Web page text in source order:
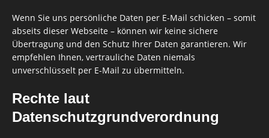
Wenn Sie uns persönliche Daten per E-Mail schicken – somit
abseits dieser Webseite – können wir keine sichere
Übertragung und den Schutz Ihrer Daten garantieren. Wir
empfehlen Ihnen, vertrauliche Daten niemals
unverschlüsselt per E-Mail zu übermitteln.
Rechte laut
Datenschutzgrundverordnung